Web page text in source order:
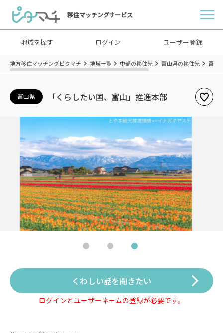
移住マッチングサービス
地域を探す ログイン ユーザー登録
地方移住マッチングピタマチ 地域一覧 中部の移住先 富山県の移住先 富山
富山県 「くらしたい国、富山」推進本部
くわしい話を聞きたい
ログインとユーザーネームの登録が必要です。